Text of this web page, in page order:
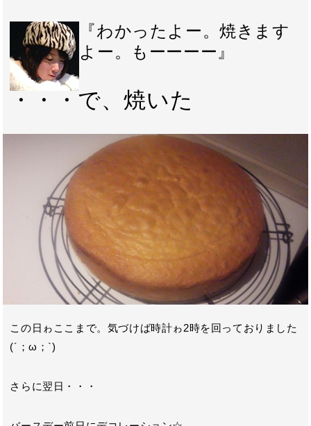
『わかったよー。焼きます
よー。もーーーー』
・・・で、焼いた
この日ゎここまで。気づけば時計ゎ2時を回っておりました
(´；ω；`)
さらに翌日・・・